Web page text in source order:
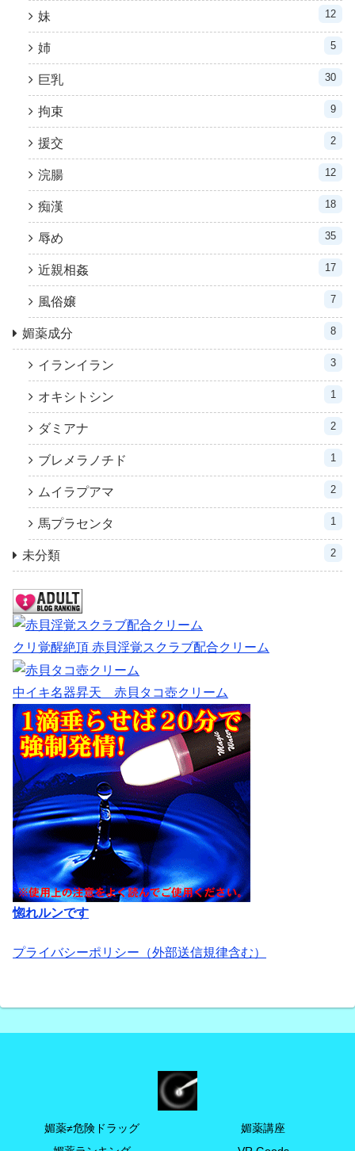
妹 12
姉 5
巨乳 30
拘束 9
援交 2
浣腸 12
痴漢 18
辱め 35
近親相姦 17
風俗嬢 7
媚薬成分 8
イランイラン 3
オキシトシン 1
ダミアナ 2
ブレメラノチド 1
ムイラプアマ 2
馬プラセンタ 1
未分類 2
クリ覚醒絶頂 赤貝淫覚スクラブ配合クリーム
中イキ名器昇天 赤貝タコ壺クリーム
惚れルンです
プライバシーポリシー（外部送信規律含む）
媚薬≠危険ドラッグ
媚薬講座